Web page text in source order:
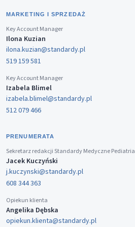
MARKETING I SPRZEDAŻ
Key Account Manager
Ilona Kuzian
ilona.kuzian@standardy.pl
519 159 581
Key Account Manager
Izabela Blimel
izabela.blimel@standardy.pl
512 079 466
PRENUMERATA
Sekretarz redakcji Standardy Medyczne Pediatria
Jacek Kuczyński
j.kuczynski@standardy.pl
608 344 363
Opiekun klienta
Angelika Dębska
opiekun.klienta@standardy.pl